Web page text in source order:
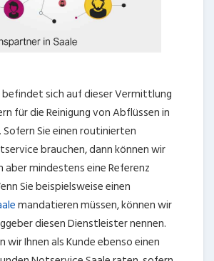
befindet sich auf dieser Vermittlung
für die Reinigung von Abflüssen in
Sie einen routinierten
brauchen, dann können wir
aber mindestens eine Referenz
Sie beispielsweise einen
mandatieren müssen, können wir
diesen Dienstleister nennen.
wir Ihnen als Kunde ebenso einen